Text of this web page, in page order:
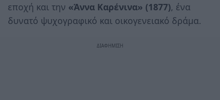
εποχή και την «Άννα Καρένινα» (1877), ένα
δυνατό ψυχογραφικό και οικογενειακό δράμα.